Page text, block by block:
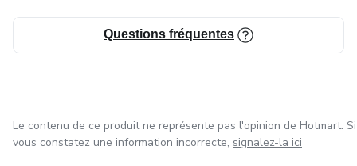
Questions fréquentes
Le contenu de ce produit ne représente pas l'opinion de Hotmart. Si
vous constatez une information incorrecte, signalez-la ici